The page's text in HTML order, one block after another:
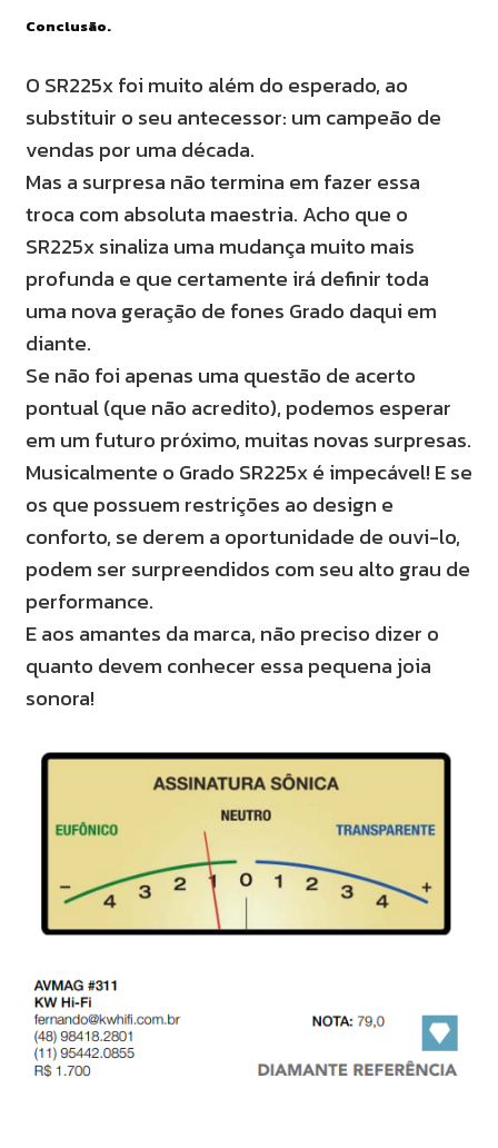
Conclusão.
O SR225x foi muito além do esperado, ao
substituir o seu antecessor: um campeão de
vendas por uma década.
Mas a surpresa não termina em fazer essa
troca com absoluta maestria. Acho que o
SR225x sinaliza uma mudança muito mais
profunda e que certamente irá definir toda
uma nova geração de fones Grado daqui em
diante.
Se não foi apenas uma questão de acerto
pontual (que não acredito), podemos esperar
em um futuro próximo, muitas novas surpresas.
Musicalmente o Grado SR225x é impecável! E se
os que possuem restrições ao design e
conforto, se derem a oportunidade de ouvi-lo,
podem ser surpreendidos com seu alto grau de
performance.
E aos amantes da marca, não preciso dizer o
quanto devem conhecer essa pequena joia
sonora!